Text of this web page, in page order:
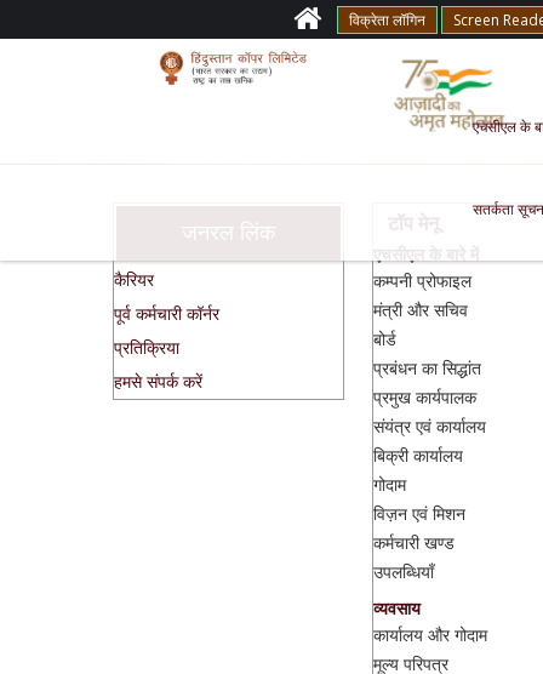
विक्रेता लॉगिन Screen
एचसीएल के
सतर्कता
जनरल लिंक
कैरियर
पूर्व कर्मचारी कॉर्नर
प्रतिक्रिया
हमसे संपर्क करें
टॉप मेनू
एचसीएल के बारे में
कम्पनी प्रोफाइल
मंत्री और सचिव
बोर्ड
प्रबंधन का सिद्धांत
प्रमुख कार्यपालक
संयंत्र एवं कार्यालय
बिक्री कार्यालय
गोदाम
विज़न एवं मिशन
कर्मचारी खण्ड
उपलब्धियाँ
व्यवसाय
कार्यालय और गोदाम
मूल्य परिपत्र